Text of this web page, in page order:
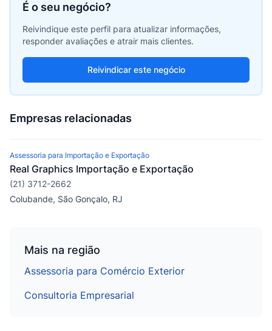
É o seu negócio?
Reivindique este perfil para atualizar informações,
responder avaliações e atrair mais clientes.
Reivindicar este negócio
Empresas relacionadas
Assessoria para Importação e Exportação
Real Graphics Importação e Exportação
(21) 3712-2662
Colubande, São Gonçalo, RJ
Mais na região
Assessoria para Comércio Exterior
Consultoria Empresarial